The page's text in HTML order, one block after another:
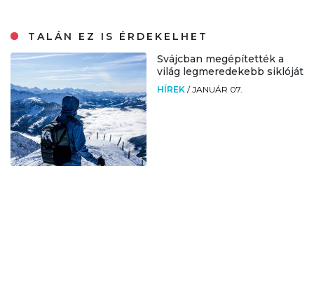
TALÁN EZ IS ÉRDEKELHET
Svájcban megépítették a
világ legmeredekebb siklóját
HÍREK /JANUÁR 07.